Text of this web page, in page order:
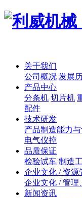
关于我们
公司概况 发展
产品中心
分条机 切片机
配件
技术研发
产品制造能力
电气仪控
品质保证
检验试车 制造
企业文化 / 资源
企业文化 / 管理
新闻资讯